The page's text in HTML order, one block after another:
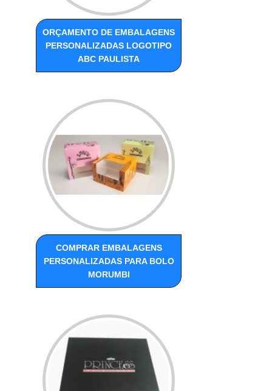
ORÇAMENTO DE EMBALAGENS
PERSONALIZADAS LOGOTIPO
ABC PAULISTA
COMPRAR EMBALAGENS
PERSONALIZADAS PARA BOLO
MORUMBI